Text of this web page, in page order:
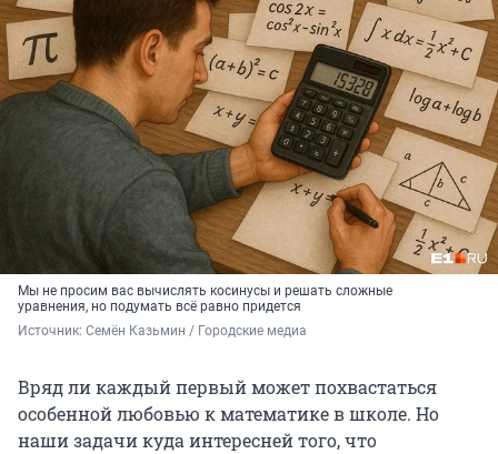
Мы не просим вас вычислять косинусы и решать сложные
уравнения, но подумать всё равно придется
Источник: Семён Казьмин / Городские медиа
Вряд ли каждый первый может похвастаться
особенной любовью к математике в школе. Но
наши задачи куда интересней того, что